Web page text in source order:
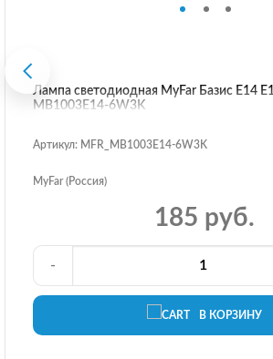
Лампа светодиодная MyFar Базис E14
MB1003E14-6W3K
Артикул: MFR_MB1003E14-6W3K
MyFar (Россия)
185 руб.
В КОРЗИНУ
-